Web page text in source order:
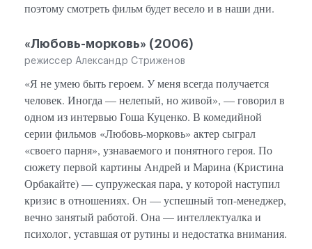
поэтому смотреть фильм будет весело и в наши дни.
«Любовь-морковь» (2006)
режиссер Александр Стриженов
«Я не умею быть героем. У меня всегда получается
человек. Иногда — нелепый, но живой», — говорил в
одном из интервью Гоша Куценко. В комедийной
серии фильмов «Любовь-морковь» актер сыграл
«своего парня», узнаваемого и понятного героя. По
сюжету первой картины Андрей и Марина (Кристина
Орбакайте) — супружеская пара, у которой наступил
кризис в отношениях. Он — успешный топ-менеджер,
вечно занятый работой. Она — интеллектуалка и
психолог, уставшая от рутины и недостатка внимания.